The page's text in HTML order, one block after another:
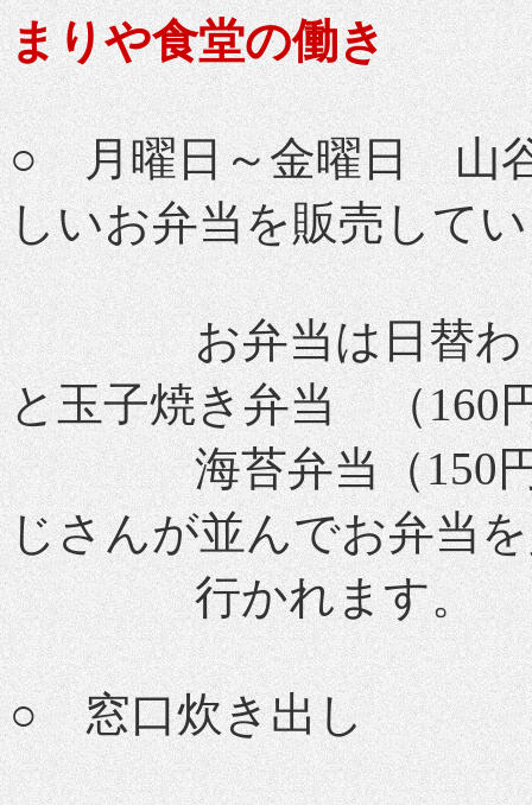
まりや食堂の働き
○ 月曜日～金曜日 山
しいお弁当を販売して
お弁当は日替わり
と玉子焼き弁当 （
海苔弁当（150円）
じさんが並んでお弁当
行かれます。
○ 窓口炊き出し